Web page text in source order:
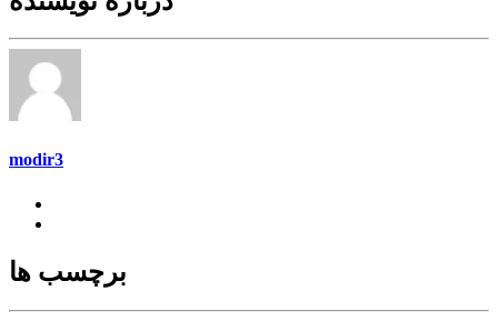
modir3
برچسب ها